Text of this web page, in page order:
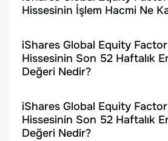
Hissesinin İşlem Hacmi Ne
iShares Global Equity
Hissesinin Son 52 Haftalık
Değeri Nedir?
iShares Global Equity
Hissesinin Son 52 Haftalık
Değeri Nedir?